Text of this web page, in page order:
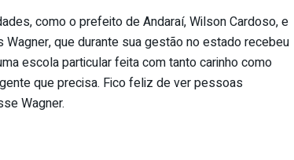
como o prefeito de Andaraí, Wilson Cardoso, e
que durante sua gestão no estado recebeu
escola particular feita com tanto carinho como
que precisa. Fico feliz de ver pessoas
Wagner.